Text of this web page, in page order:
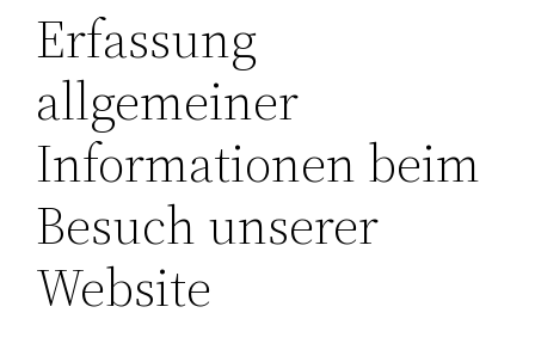
Erfassung
allgemeiner
Informationen beim
Besuch unserer
Website